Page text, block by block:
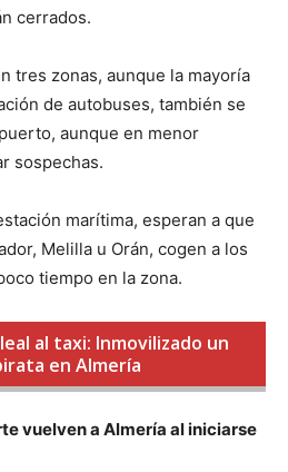
cerrados.
tres zonas, aunque la mayoría
de autobuses, también se
aunque en menor
sospechas.
marítima, esperan a que
Melilla u Orán, cogen a los
tiempo en la zona.
al taxi: Inmovilizado un
en Almería
vuelven a Almería al iniciarse